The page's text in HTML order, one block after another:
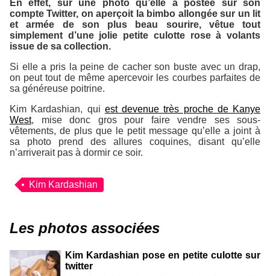
En effet, sur une photo qu’elle a postée sur son
compte Twitter, on aperçoit la bimbo allongée sur un lit
et armée de son plus beau sourire, vêtue tout
simplement d’une jolie petite culotte rose à volants
issue de sa collection.
Si elle a pris la peine de cacher son buste avec un drap,
on peut tout de même apercevoir les courbes parfaites de
sa généreuse poitrine.
Kim Kardashian, qui est devenue très proche de Kanye
West, mise donc gros pour faire vendre ses sous-
vêtements, de plus que le petit message qu’elle a joint à
sa photo prend des allures coquines, disant qu’elle
n’arriverait pas à dormir ce soir.
Kim Kardashian
Les photos associées
Kim Kardashian pose en petite culotte sur
twitter